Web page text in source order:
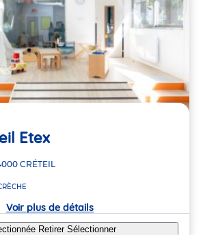
Etex
CRÉTEIL
Voir plus de détails
Retirer Sélectionner